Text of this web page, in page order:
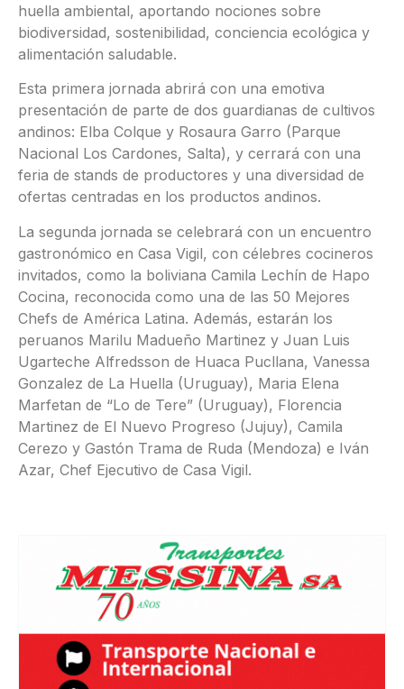
huella ambiental, aportando nociones sobre
biodiversidad, sostenibilidad, conciencia ecológica y
alimentación saludable.
Esta primera jornada abrirá con una emotiva
presentación de parte de dos guardianas de cultivos
andinos: Elba Colque y Rosaura Garro (Parque
Nacional Los Cardones, Salta), y cerrará con una
feria de stands de productores y una diversidad de
ofertas centradas en los productos andinos.
La segunda jornada se celebrará con un encuentro
gastronómico en Casa Vigil, con célebres cocineros
invitados, como la boliviana Camila Lechín de Hapo
Cocina, reconocida como una de las 50 Mejores
Chefs de América Latina. Además, estarán los
peruanos Marilu Madueño Martinez y Juan Luis
Ugarteche Alfredsson de Huaca Pucllana, Vanessa
Gonzalez de La Huella (Uruguay), Maria Elena
Marfetan de “Lo de Tere” (Uruguay), Florencia
Martinez de El Nuevo Progreso (Jujuy), Camila
Cerezo y Gastón Trama de Ruda (Mendoza) e Iván
Azar, Chef Ejecutivo de Casa Vigil.